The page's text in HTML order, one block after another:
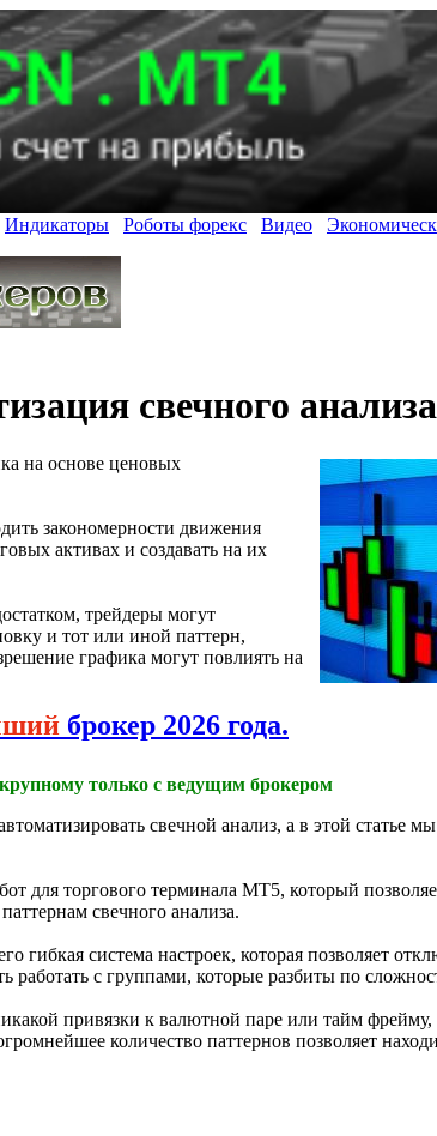
Индикаторы Роботы форекс Видео
свечного
на основе ценовых
закономерности движения
активах и создавать на их
трейдеры могут
и тот или иной паттерн,
графика могут повлиять на
брокер 2026 года.
только с ведущим брокером
свечной анализ, а в этой статье
для торгового терминала МТ5, который
свечного анализа.
гибкая система настроек, которая позволяет
работать с группами, которые разбиты по
привязки к валютной паре или тайм
количество паттернов позволяет